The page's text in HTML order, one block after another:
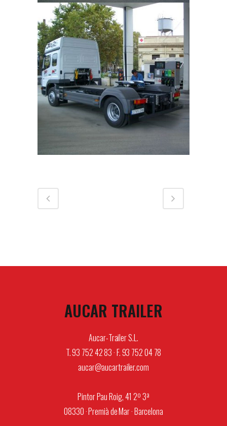
AUCAR TRAILER
Aucar-Trailer S.L.
T. 93 752 42 83 · F. 93 752 04 78
aucar@aucartrailer.com
Pintor Pau Roig, 41 2º 3ª
08330 · Premià de Mar · Barcelona